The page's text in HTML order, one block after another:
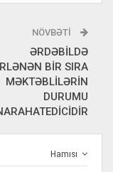
NÖVBƏTI
ƏRDƏBİLDƏ
BİR SIRA
MƏKTƏBLİLƏRİN
DURUMU
Hamısı